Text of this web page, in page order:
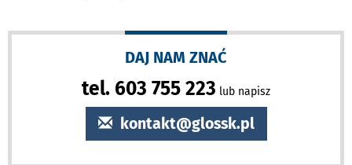
DAJ NAM ZNAĆ
tel. 603 755 223 lub napisz
kontakt@glossk.pl